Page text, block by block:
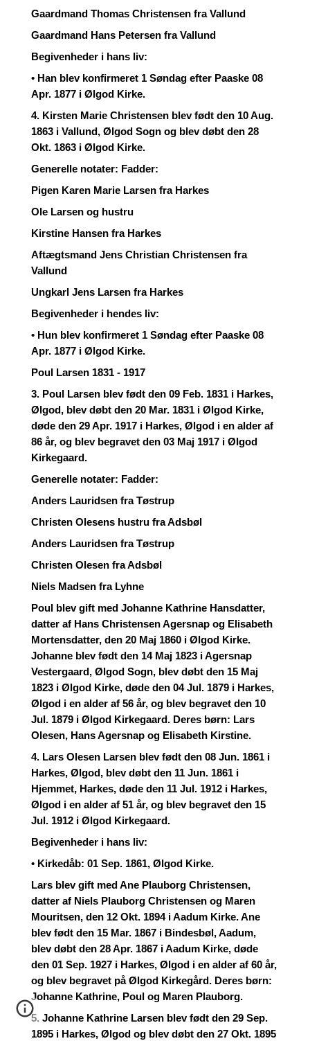
Gaardmand Thomas Christensen fra Vallund
Gaardmand Hans Petersen fra Vallund
Begivenheder i hans liv:
• Han blev konfirmeret 1 Søndag efter Paaske 08
Apr. 1877 i Ølgod Kirke.
4. Kirsten Marie Christensen blev født den 10 Aug.
1863 i Vallund, Ølgod Sogn og blev døbt den 28
Okt. 1863 i Ølgod Kirke.
Generelle notater: Fadder:
Pigen Karen Marie Larsen fra Harkes
Ole Larsen og hustru
Kirstine Hansen fra Harkes
Aftægtsmand Jens Christian Christensen fra
Vallund
Ungkarl Jens Larsen fra Harkes
Begivenheder i hendes liv:
• Hun blev konfirmeret 1 Søndag efter Paaske 08
Apr. 1877 i Ølgod Kirke.
Poul Larsen 1831 - 1917
3. Poul Larsen blev født den 09 Feb. 1831 i Harkes,
Ølgod, blev døbt den 20 Mar. 1831 i Ølgod Kirke,
døde den 29 Apr. 1917 i Harkes, Ølgod i en alder af
86 år, og blev begravet den 03 Maj 1917 i Ølgod
Kirkegaard.
Generelle notater: Fadder:
Anders Lauridsen fra Tøstrup
Christen Olesens hustru fra Adsbøl
Anders Lauridsen fra Tøstrup
Christen Olesen fra Adsbøl
Niels Madsen fra Lyhne
Poul blev gift med Johanne Kathrine Hansdatter,
datter af Hans Christensen Agersnap og Elisabeth
Mortensdatter, den 20 Maj 1860 i Ølgod Kirke.
Johanne blev født den 14 Maj 1823 i Agersnap
Vestergaard, Ølgod Sogn, blev døbt den 15 Maj
1823 i Ølgod Kirke, døde den 04 Jul. 1879 i Harkes,
Ølgod i en alder af 56 år, og blev begravet den 10
Jul. 1879 i Ølgod Kirkegaard. Deres børn: Lars
Olesen, Hans Agersnap og Elisabeth Kirstine.
4. Lars Olesen Larsen blev født den 08 Jun. 1861 i
Harkes, Ølgod, blev døbt den 11 Jun. 1861 i
Hjemmet, Harkes, døde den 11 Jul. 1912 i Harkes,
Ølgod i en alder af 51 år, og blev begravet den 15
Jul. 1912 i Ølgod Kirkegaard.
Begivenheder i hans liv:
• Kirkedåb: 01 Sep. 1861, Ølgod Kirke.
Lars blev gift med Ane Plauborg Christensen,
datter af Niels Plauborg Christensen og Maren
Mouritsen, den 12 Okt. 1894 i Aadum Kirke. Ane
blev født den 15 Mar. 1867 i Bindesbøl, Aadum,
blev døbt den 28 Apr. 1867 i Aadum Kirke, døde
den 01 Sep. 1927 i Harkes, Ølgod i en alder af 60 år,
og blev begravet på Ølgod Kirkegård. Deres børn:
Johanne Kathrine, Poul og Maren Plauborg.
5. Johanne Kathrine Larsen blev født den 29 Sep.
1895 i Harkes, Ølgod og blev døbt den 27 Okt. 1895